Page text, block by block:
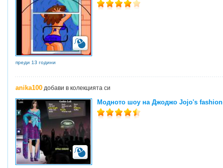
преди 13 години
anika100 добави в колекцията си
Модното шоу на Джоджо Jojo's